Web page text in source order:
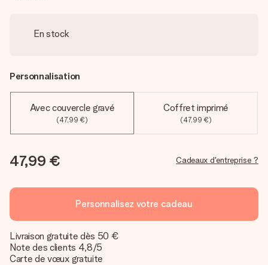
En stock
Personnalisation
Avec couvercle gravé
(47,99 €)
Coffret imprimé
(47,99 €)
47,99 € Cadeaux d'entreprise ?
Personnalisez votre cadeau
Livraison gratuite dès 50 €
Note des clients 4,8/5
Carte de vœux gratuite